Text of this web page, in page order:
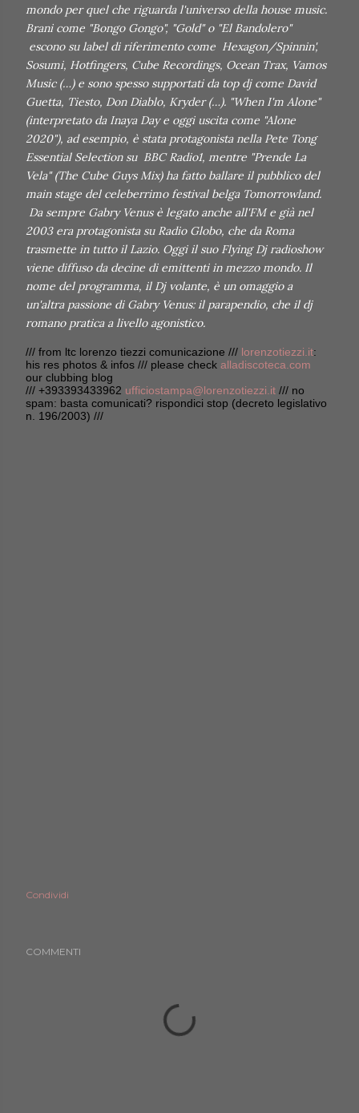
mondo per quel che riguarda l'universo della house music.
Brani come "Bongo Gongo", "Gold" o "El Bandolero"
escono su label di riferimento come Hexagon/Spinnin',
Sosumi, Hotfingers, Cube Recordings, Ocean Trax, Vamos
Music (…) e sono spesso supportati da top dj come David
Guetta, Tiesto, Don Diablo, Kryder (…). "When I'm Alone"
(interpretato da Inaya Day e oggi uscita come "Alone
2020"), ad esempio, è stata protagonista nella Pete Tong
Essential Selection su BBC Radio1, mentre "Prende La
Vela" (The Cube Guys Mix) ha fatto ballare il pubblico del
main stage del celeberrimo festival belga Tomorrowland.
Da sempre Gabry Venus è legato anche all'FM e già nel
2003 era protagonista su Radio Globo, che da Roma
trasmette in tutto il Lazio. Oggi il suo Flying Dj radioshow
viene diffuso da decine di emittenti in mezzo mondo. Il
nome del programma, il Dj volante, è un omaggio a
un'altra passione di Gabry Venus: il parapendio, che il dj
romano pratica a livello agonistico.
/// from ltc lorenzo tiezzi comunicazione /// lorenzotiezzi.it:
his res photos & infos /// please check alladiscoteca.com
our clubbing blog
/// +393393433962 ufficiostampa@lorenzotiezzi.it /// no
spam: basta comunicati? rispondici stop (decreto legislativo
n. 196/2003) ///
Condividi
COMMENTI